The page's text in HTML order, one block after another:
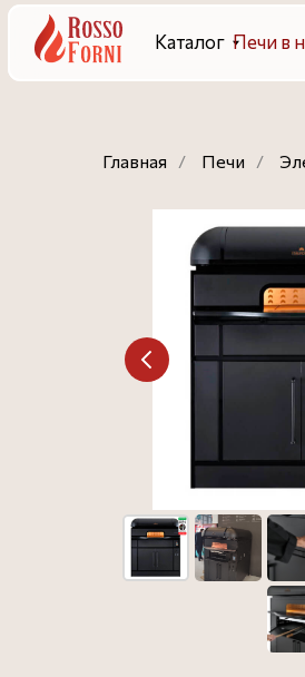
Каталог Печи в
Главная / Печи /